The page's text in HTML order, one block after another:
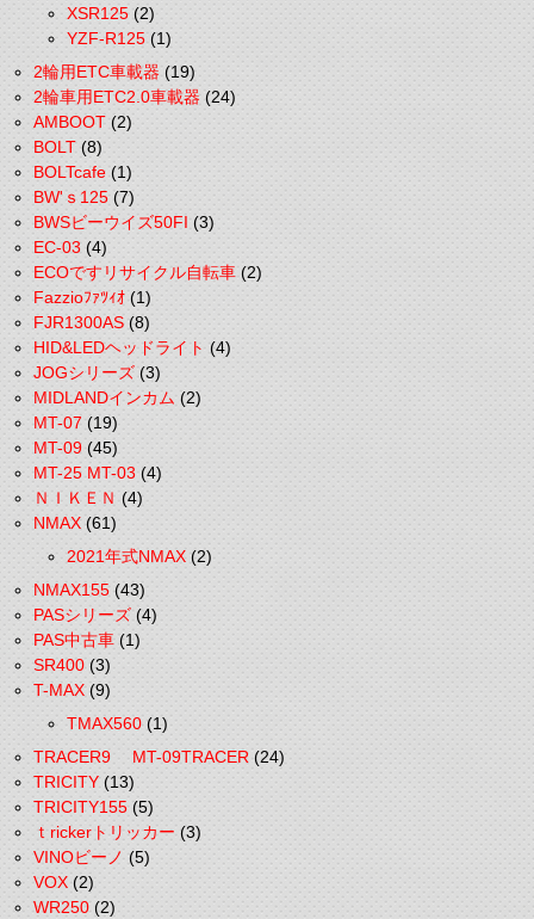
XSR125(2)
YZF-R125(1)
2輪用ETC車載器(19)
2輪車用ETC2.0車載器(24)
AMBOOT(2)
BOLT(8)
BOLTcafe(1)
BW'ｓ125(7)
BWSビーウイズ50FI(3)
EC-03(4)
ECOですリサイクル自転車(2)
Fazzioﾌｧﾂｨｵ(1)
FJR1300AS(8)
HID&LEDヘッドライト(4)
JOGシリーズ(3)
MIDLANDインカム(2)
MT-07(19)
MT-09(45)
MT-25 MT-03(4)
ＮＩＫＥＮ(4)
NMAX(61)
2021年式NMAX(2)
NMAX155(43)
PASシリーズ(4)
PAS中古車(1)
SR400(3)
T-MAX(9)
TMAX560(1)
TRACER9 MT-09TRACER(24)
TRICITY(13)
TRICITY155(5)
ｔrickerトリッカー(3)
VINOビーノ(5)
VOX(2)
WR250(2)